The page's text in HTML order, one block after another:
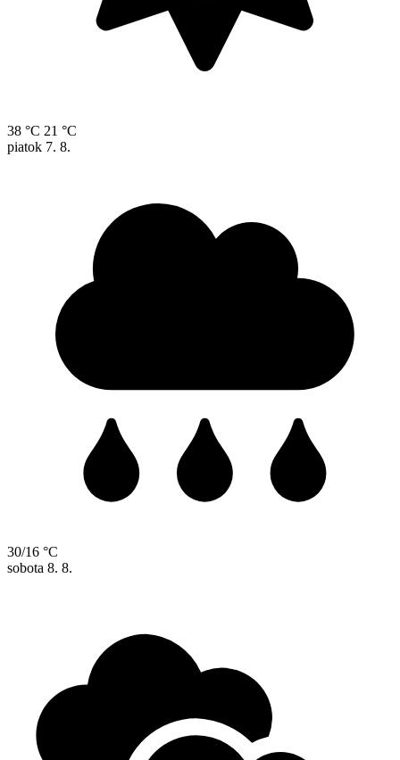
38 °C 21 °C
piatok 7. 8.
30/16 °C
sobota 8. 8.